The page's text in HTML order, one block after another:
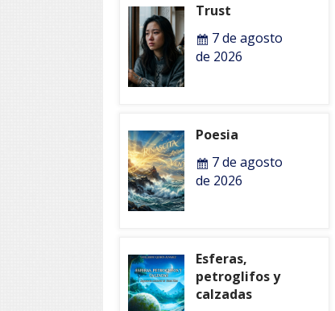
Trust
7 de agosto
de 2026
Poesia
7 de agosto
de 2026
Esferas,
petroglifos y
calzadas